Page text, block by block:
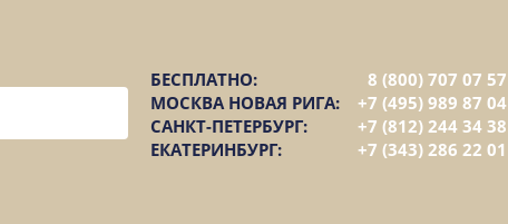
БЕСПЛАТНО:
8 (800) 707 07 57
МОСКВА НОВАЯ РИГА:
+7 (495) 989 87 04
САНКТ-ПЕТЕРБУРГ:
+7 (812) 244 34 38
ЕКАТЕРИНБУРГ:
+7 (343) 286 22 01